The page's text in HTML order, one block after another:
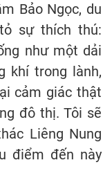
Bảo Ngọc, du
sự thích thú:
như một dải
khí trong lành,
cảm giác thật
đô thị. Tôi sẽ
Liêng Nung
điểm đến này